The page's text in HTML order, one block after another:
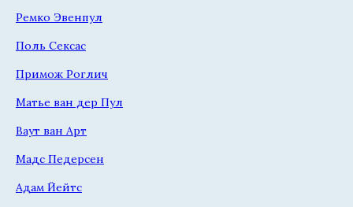
Ремко Эвенпул
Поль Сексас
Примож Роглич
Матье ван дер Пул
Ваут ван Арт
Мадс Педерсен
Адам Йейтс